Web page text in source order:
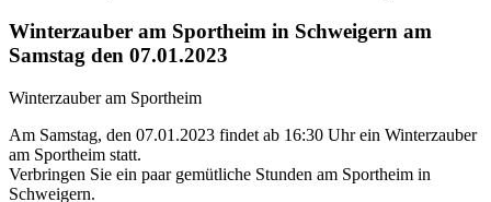
Winterzauber am Sportheim in Schweigern am
Samstag den 07.01.2023
Winterzauber am Sportheim
Am Samstag, den 07.01.2023 findet ab 16:30 Uhr ein Winterzauber
am Sportheim statt.
Verbringen Sie ein paar gemütliche Stunden am Sportheim in
Schweigern.